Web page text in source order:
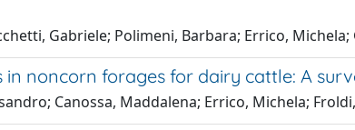
Gabriele; Polimeni, Barbara; Errico,
noncorn forages for dairy cattle: A
Canossa, Maddalena; Errico, Michela;